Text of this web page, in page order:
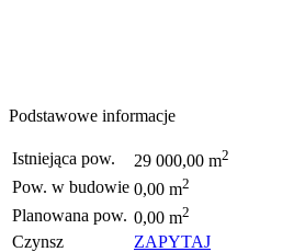
Podstawowe informacje
Istniejąca pow. 29 000,00 m2
Pow. w budowie 0,00 m2
Planowana pow. 0,00 m2
Czynsz ZAPYTAJ